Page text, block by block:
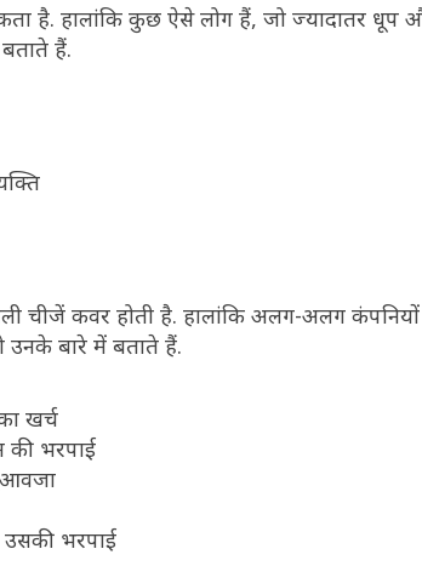
है. हालांकि कुछ ऐसे लोग हैं, जो ज्यादातर
हैं.
चीजें कवर होती है. हालांकि अलग-अलग
बारे में बताते हैं.
खर्च
की भरपाई
भरपाई